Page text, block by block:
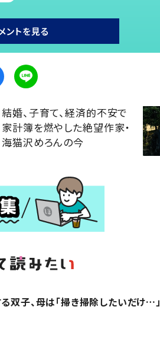
ントを見る
結婚、子育て、経済的不安で
家計簿を燃やした絶望作家・
海猫沢めろんの今
子、母は「掃き掃除したいだけ…」